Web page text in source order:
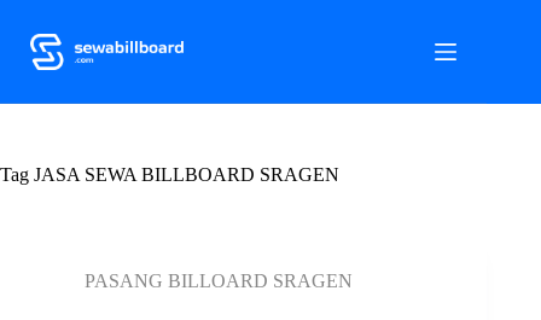
k
t
o
Tag JASA SEWA BILLBOARD SRAGEN
PASANG BILLOARD SRAGEN